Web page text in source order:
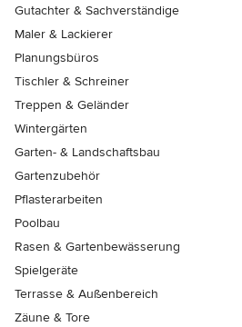
Gutachter & Sachverständige
Maler & Lackierer
Planungsbüros
Tischler & Schreiner
Treppen & Geländer
Wintergärten
Garten- & Landschaftsbau
Gartenzubehör
Pflasterarbeiten
Poolbau
Rasen & Gartenbewässerung
Spielgeräte
Terrasse & Außenbereich
Zäune & Tore